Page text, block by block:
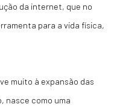
da internet, que no
para a vida física,
muito à expansão das
nasce como uma